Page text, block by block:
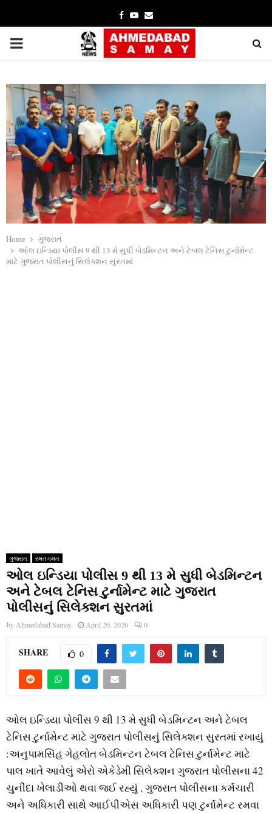
Facebook
YoutubeEmail
PRIMARY
Home
ગુજરાત
ઓલ ઇન્ડિયા પોલીસ 9 થી 13 મે સુધી બેડમિન્ટન અને ટેબલ ટેનિસ ટુર્નામેન્ટ
માટે ગુજરાત પોલીસનું સિલેક્શન સુરતમાં
ગુજરાત રમતગમત
ઓલ ઇન્ડિયા પોલીસ 9 થી 13 મે સુધી બેડમિન્ટન
અને ટેબલ ટેનિસ ટુર્નામેન્ટ માટે ગુજરાત
પોલીસનું સિલેક્શન સુરતમાં
by Ahmedabad Samay April 20, 2026 0
SHARE 0
ઓલ ઇન્ડિયા પોલીસ 9 થી 13 મે સુધી બેડમિન્ટન અને ટેબલ
ટેનિસ ટુર્નામેન્ટ માટે ગુજરાત પોલીસનું સિલેક્શન સુરતમાં રખાયું
:અનુપામસિંહ ગેહલોત બેડમિન્ટન ટેબલ ટેનિસ ટુર્નામેન્ટ માટે
પાલ ખાતે આવેલું એરો એકેડેમી સિલેક્શન ગુજરાત પોલીસના 42
ચુનીંદા ખેલાડીઓ થવા જઈ રહ્યું , ગુજરાત પોલીસના કર્મચારી
અને અધિકારી સાથે આઈપીએસ અધિકારી પણ ટુર્નામેન્ટ રમવા